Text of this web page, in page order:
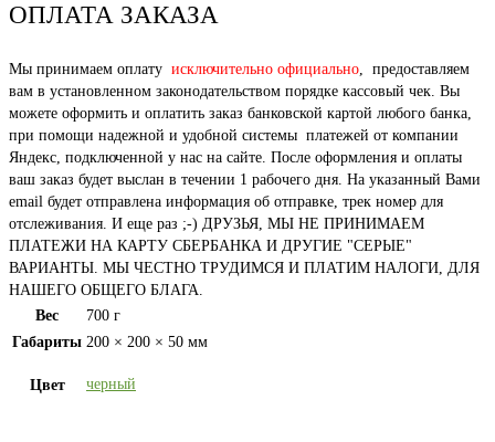
ОПЛАТА ЗАКАЗА
Мы принимаем оплату исключительно официально, предоставляем
вам в установленном законодательством порядке кассовый чек. Вы
можете оформить и оплатить заказ банковской картой любого банка,
при помощи надежной и удобной системы платежей от компании
Яндекс, подключенной у нас на сайте. После оформления и оплаты
ваш заказ будет выслан в течении 1 рабочего дня. На указанный Вами
email будет отправлена информация об отправке, трек номер для
отслеживания. И еще раз ;-) ДРУЗЬЯ, МЫ НЕ ПРИНИМАЕМ
ПЛАТЕЖИ НА КАРТУ СБЕРБАНКА И ДРУГИЕ "СЕРЫЕ"
ВАРИАНТЫ. МЫ ЧЕСТНО ТРУДИМСЯ И ПЛАТИМ НАЛОГИ, ДЛЯ
НАШЕГО ОБЩЕГО БЛАГА.
Вес
700 г
Габариты 200 × 200 × 50 мм
Цвет черный